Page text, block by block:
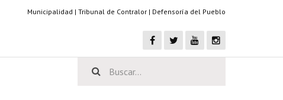
Municipalidad | Tribunal de Contralor | Defensoría del Pueblo